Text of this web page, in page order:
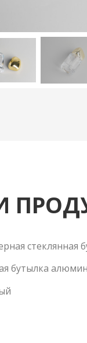
стеклянная
бутылка